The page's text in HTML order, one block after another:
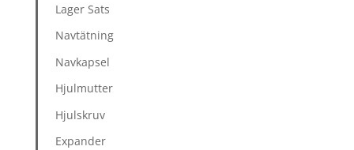
Lager Sats
Navtätning
Navkapsel
Hjulmutter
Hjulskruv
Expander